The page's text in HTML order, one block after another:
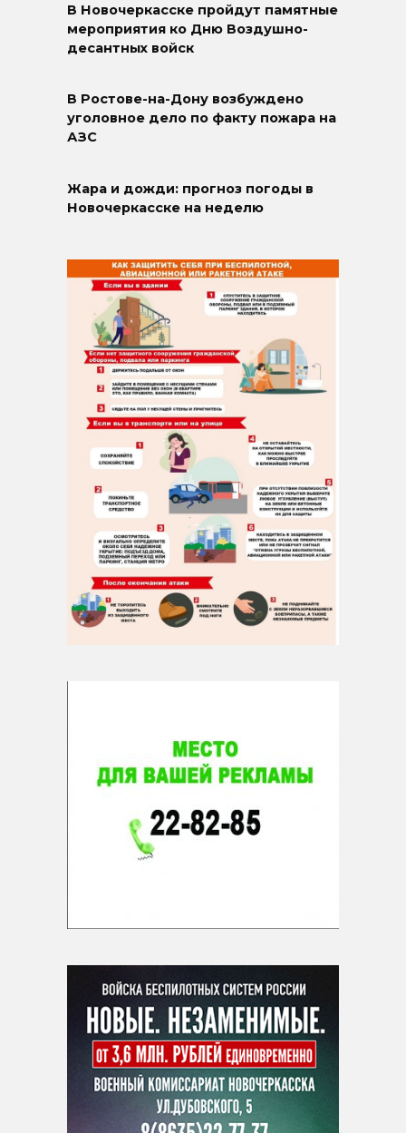
В Новочеркасске пройдут памятные
мероприятия ко Дню Воздушно-
десантных войск
В Ростове-на-Дону возбуждено
уголовное дело по факту пожара на
АЗС
Жара и дожди: прогноз погоды в
Новочеркасске на неделю